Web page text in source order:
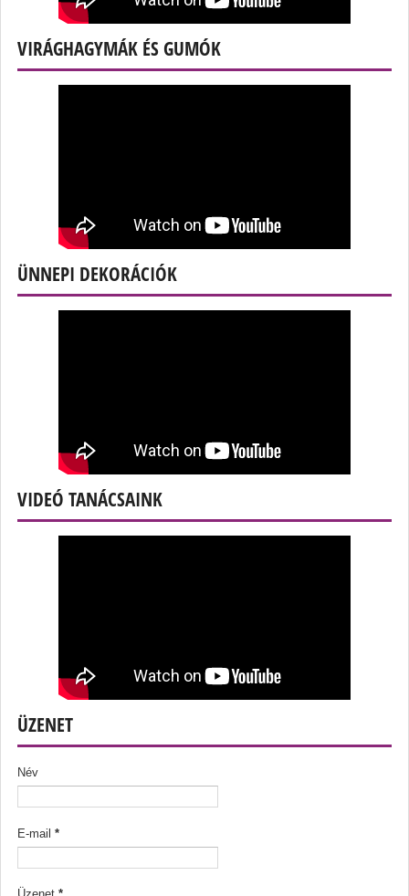
VIRÁGHAGYMÁK ÉS GUMÓK
ÜNNEPI DEKORÁCIÓK
VIDEÓ TANÁCSAINK
ÜZENET
Név
E-mail *